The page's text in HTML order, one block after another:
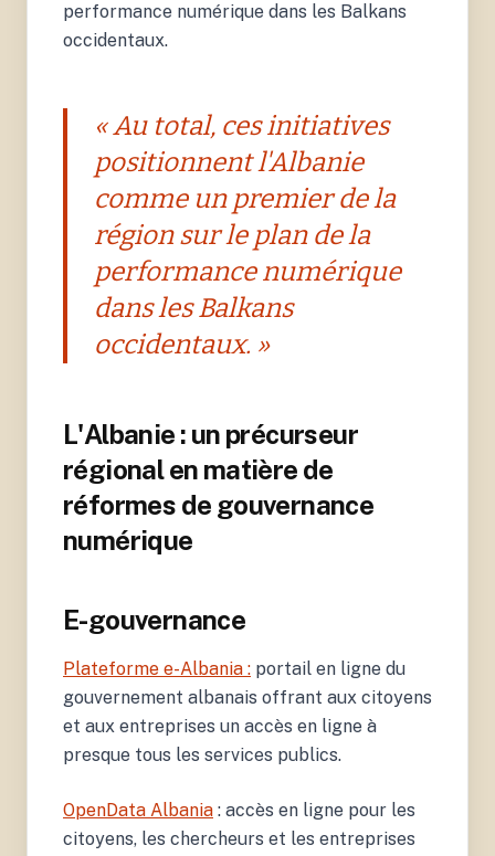
performance numérique dans les Balkans
occidentaux.
« Au total, ces initiatives
positionnent l'Albanie
comme un premier de la
région sur le plan de la
performance numérique
dans les Balkans
occidentaux. »
L'Albanie : un précurseur
régional en matière de
réformes de gouvernance
numérique
E-gouvernance
Plateforme e-Albania : portail en ligne du
gouvernement albanais offrant aux citoyens
et aux entreprises un accès en ligne à
presque tous les services publics.
OpenData Albania : accès en ligne pour les
citoyens, les chercheurs et les entreprises